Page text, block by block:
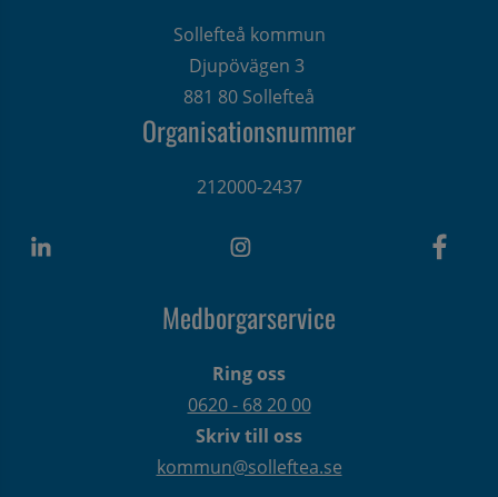
Sollefteå kommun
Djupövägen 3
881 80 Sollefteå
Organisationsnummer
212000-2437
Medborgarservice
Ring oss
0620 - 68 20 00
Skriv till oss
kommun@solleftea.se